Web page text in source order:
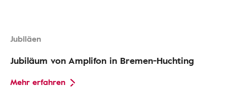
Jubiläen
Jubiläum von Amplifon in Bremen-Huchting
Mehr erfahren